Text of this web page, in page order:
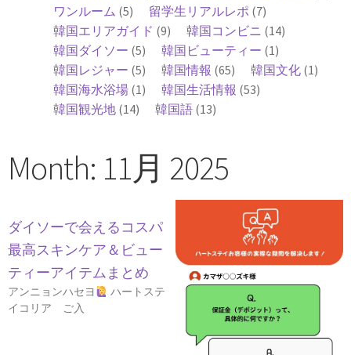
ワンルーム (5) 留学生リアルレポ (7)
韓国エリアガイド (9) 韓国コンビニ (14)
韓国ダイソー (5) 韓国ビューティー (1)
韓国レジャー (5) 韓国情報 (65) 韓国文化 (1)
韓国海水浴場 (1) 韓国生活情報 (53)
韓国観光地 (14) 韓国語 (13)
Month: 11月 2025
ダイソーで会えるコスパ
最高スキンケア＆ビュー
ティーアイテムまとめ
アンニョンハセヨ
ハートステ
イコリア ご入